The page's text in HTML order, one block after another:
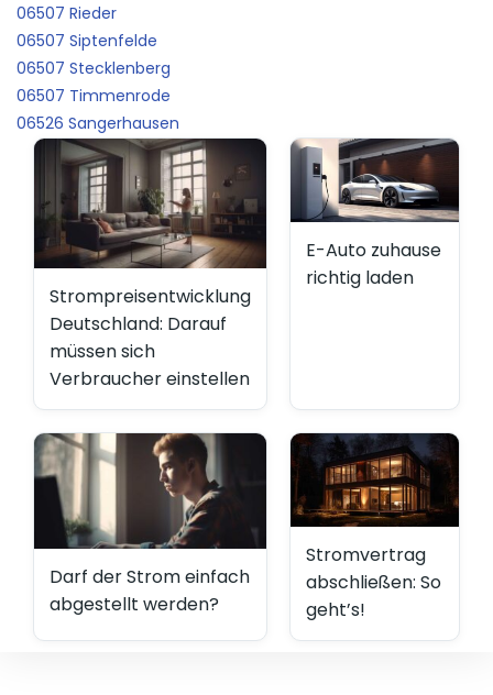
06507 Rieder
06507 Siptenfelde
06507 Stecklenberg
06507 Timmenrode
06526 Sangerhausen
Strompreisentwicklung
Deutschland: Darauf
müssen sich
Verbraucher einstellen
E-Auto zuhause
richtig laden
Darf der Strom einfach
abgestellt werden?
Stromvertrag
abschließen: So
geht’s!